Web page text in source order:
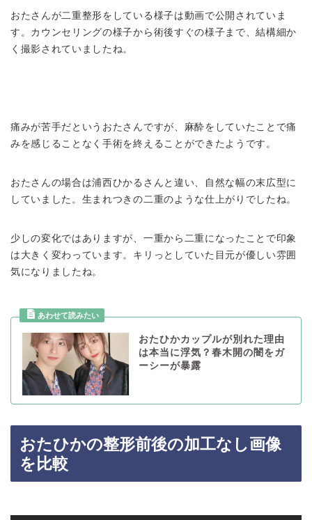
おたさんが二重整形をしている様子は動画で公開されていま
す。カウンセリングの様子から術後すぐの様子まで、結構細か
く撮影されていましたね。
痛みが苦手だというおたさんですが、麻酔をしていたことで痛
みを感じることなく手術を終えることができたようです。
おたさんの場合は浦西ひかるさんと違い、自然な幅の末広型に
していました。生まれつきの二重のような仕上がりでしたね。
少しの変化ではありますが、一重から二重になったことで印象
は大きく変わっています。キリっとしていた目元が優しい雰囲
気になりましたね。
おたひかカップルが別れた理由
は本当に浮気？春木開の闇をガ
ーシーが暴露
おたひかの整形前後の加工なし画像
を比較